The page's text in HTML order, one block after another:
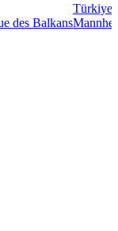
des Balkans